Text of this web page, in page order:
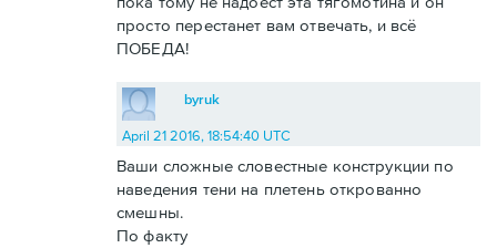
просто перестанет вам отвечать, и всё
ПОБЕДА!
byruk
April 21 2016, 18:54:40 UTC
Ваши сложные словестные конструкции по
наведения тени на плетень открованно
смешны.
По факту